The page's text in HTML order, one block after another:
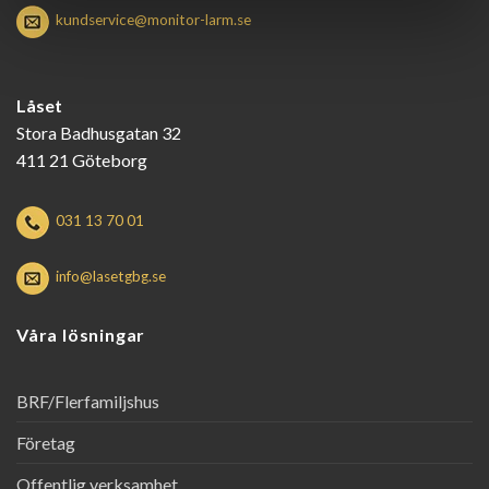
kundservice@monitor-larm.se
Låset
Stora Badhusgatan 32
411 21 Göteborg
031 13 70 01
info@lasetgbg.se
Våra lösningar
BRF/Flerfamiljshus
Företag
Offentlig verksamhet